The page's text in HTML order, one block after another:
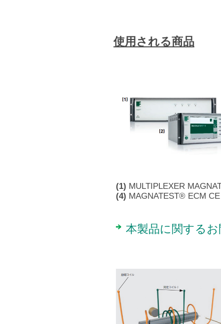
使用される商品
(1) MULTIPLEXER
(4) MAGNATEST® ECM
本製品に関する